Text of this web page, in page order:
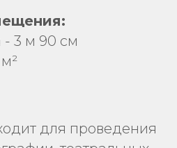
- 3 м 90 см
для проведения